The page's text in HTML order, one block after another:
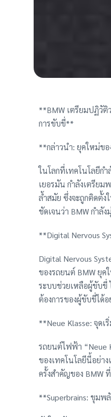
**BMW เตรียมปฏิวัติ
การขับขี่**
**กล่าวนำ: ยุคใหม่ข
ในโลกที่เทคโนโลยีก
เยอรมัน กำลังเตรียม
ล้ำสมัย ซึ่งจะถูกติดตั้
ชัดเจนว่า BMW กำลั
**Digital Nervous
Digital Nervous
ของรถยนต์ BMW ยุ
ระบบช่วยเหลือผู้ขับขี่
ต้องการของผู้ขับขี่ได้
**Neue Klasse: จุด
รถยนต์ไฟฟ้า “Neue
ของเทคโนโลยีนี้อย่า
ครั้งสำคัญของ BMW
**Superbrains: ขุมพ